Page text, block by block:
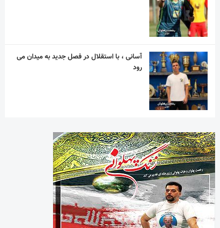
آسانی ، با استقلال در فصل جدید به میدان می
رود